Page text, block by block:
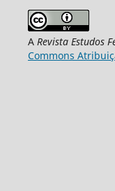
A Revista Estudos
Commons